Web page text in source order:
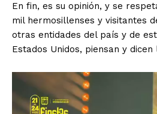
En fin, es su opinión, y se
mil hermosillenses y visitantes
otras entidades del país y de
Estados Unidos, piensan y